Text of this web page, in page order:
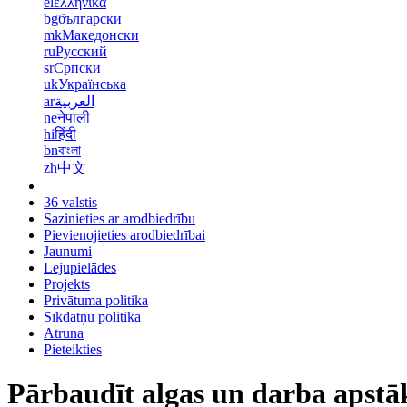
bgбългарски
mkМакедонски
ruРусский
srСрпски
ukУкраїнська
arالعربية
neनेपाली
hiहिंदी
bnবাংলা
zh中文
36 valstis
Sazinieties ar arodbiedrību
Pievienojieties arodbiedrībai
Jaunumi
Lejupielādes
Projekts
Privātuma politika
Sīkdatņu politika
Atruna
Pieteikties
Pārbaudīt algas un darba